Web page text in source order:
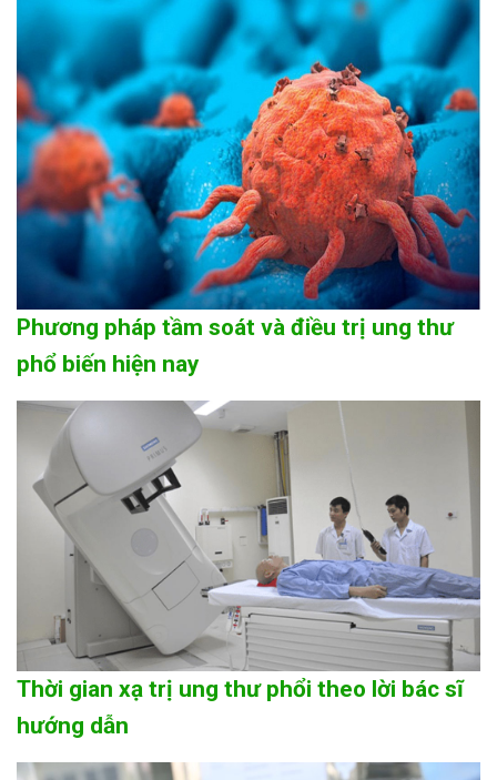
Phương pháp tầm soát và điều trị ung thư
phổ biến hiện nay
Thời gian xạ trị ung thư phổi theo lời bác sĩ
hướng dẫn